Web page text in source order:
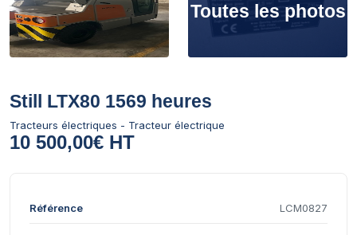
Toutes les photos
Still LTX80 1569 heures
Tracteurs électriques - Tracteur électrique
10 500,00€ HT
Référence LCM0827